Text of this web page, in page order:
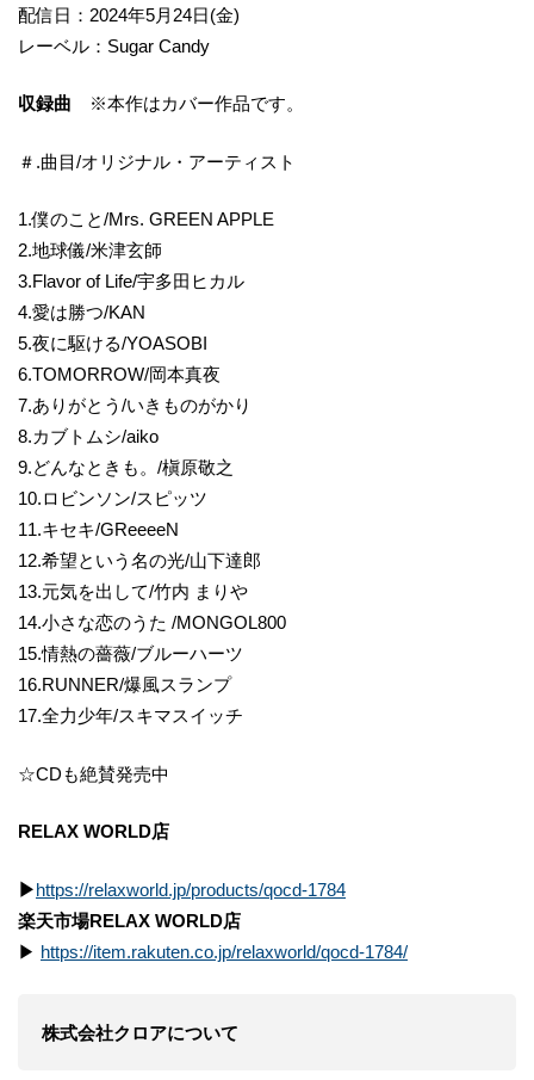
配信日：2024年5月24日(金)
レーベル：Sugar Candy
収録曲 ※本作はカバー作品です。
＃.曲目/オリジナル・アーティスト
1.僕のこと/Mrs. GREEN APPLE
2.地球儀/米津玄師
3.Flavor of Life/宇多田ヒカル
4.愛は勝つ/KAN
5.夜に駆ける/YOASOBI
6.TOMORROW/岡本真夜
7.ありがとう/いきものがかり
8.カブトムシ/aiko
9.どんなときも。/槇原敬之
10.ロビンソン/スピッツ
11.キセキ/GReeeeN
12.希望という名の光/山下達郎
13.元気を出して/竹内 まりや
14.小さな恋のうた /MONGOL800
15.情熱の薔薇/ブルーハーツ
16.RUNNER/爆風スランプ
17.全力少年/スキマスイッチ
☆CDも絶賛発売中
RELAX WORLD店
▶https://relaxworld.jp/products/qocd-1784
楽天市場RELAX WORLD店
▶ https://item.rakuten.co.jp/relaxworld/qocd-1784/
株式会社クロアについて